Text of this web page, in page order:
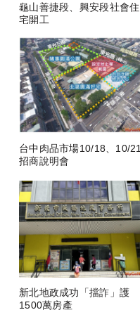
龜山善捷段、興安段社會住
宅開工
台中肉品市場10/18、10/21
招商說明會
新北地政成功「擋詐」護
1500萬房產